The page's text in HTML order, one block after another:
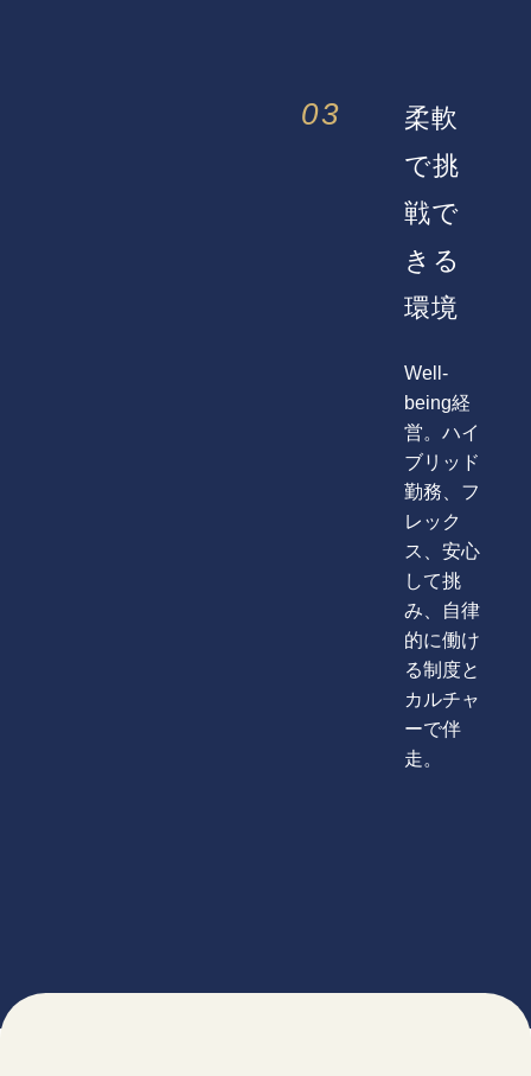
03
柔軟
で挑
戦で
きる
環境
Well-
being経
営。ハイ
ブリッド
勤務、フ
レック
ス、安心
して挑
み、自律
的に働け
る制度と
カルチャ
ーで伴
走。